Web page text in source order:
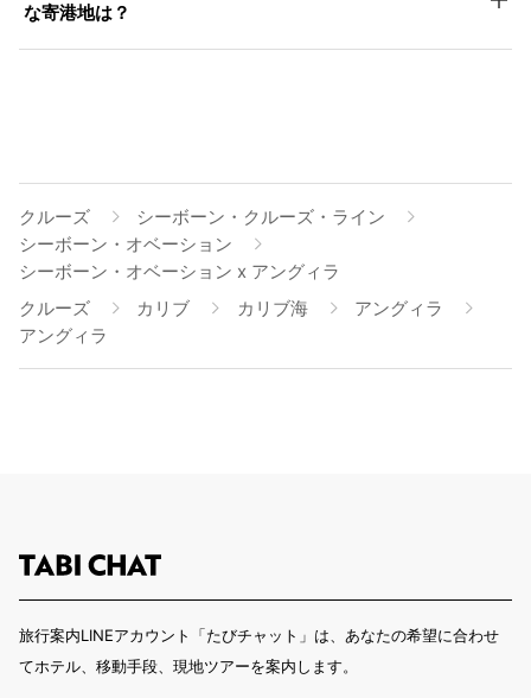
な寄港地は？
クルーズ
シーボーン・クルーズ・ライン
シーボーン・オベーション
シーボーン・オベーション x アングィラ
クルーズ
カリブ カリブ海
アングィラ
アングィラ
旅行案内LINEアカウント「たびチャット」は、あなたの希望に合わせ
てホテル、移動手段、現地ツアーを案内します。